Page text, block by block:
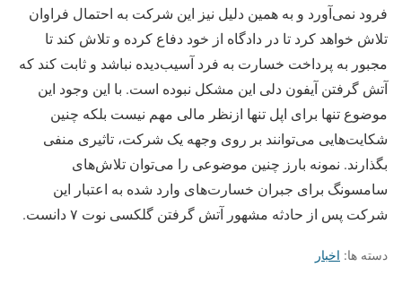
فرود نمی‌آورد و به همین دلیل نیز این شرکت به احتمال فراوان
تلاش خواهد کرد تا در دادگاه از خود دفاع کرده و تلاش کند تا
مجبور به پرداخت خسارت به فرد آسیب‌دیده نباشد و ثابت کند که
آتش گرفتن آیفون دلی این مشکل نبوده است. با این وجود این
موضوع تنها برای اپل تنها ازنظر مالی مهم نیست بلکه چنین
شکایت‌هایی می‌توانند بر روی وجهه یک شرکت، تاثیری منفی
بگذارند. نمونه بارز چنین موضوعی را می‌توان تلاش‌های
سامسونگ برای جبران خسارت‌های وارد شده به اعتبار این
شرکت پس از حادثه مشهور آتش گرفتن گلکسی نوت ۷ دانست.
دسته ها: اخبار